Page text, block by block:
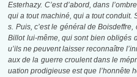
Esterhazy. C’est d’abord, dans
qui a tout machiné, qui a tout conduit.
s. Puis, c’est le général de
Billot lui-même, qui sont bien obligés
u’ils ne peuvent laisser reconnaître
aux de la guerre croulent dans le
uation prodigieuse est que l’honnête